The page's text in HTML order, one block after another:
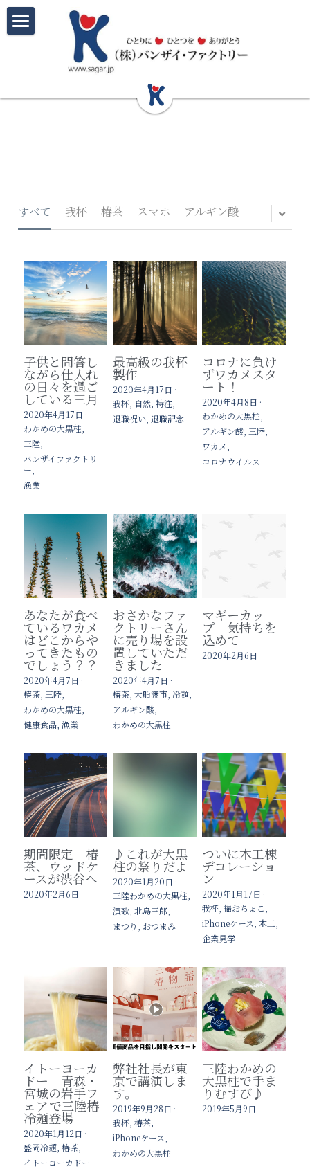
質感精密木工部門
iPhoneウッドケース
三陸わかめの大黒柱
会社概要
三陸椿物語
お問い合わせ
法人のお客様はこちら
ホテル・旅館業様
バンザイ通信
商品の取扱店さん
ずんだもん三陸椿物語
すべて 我杯 椿茶 スマホ アルギン酸
子供と問答し
ながら仕入れ
の日々を過ご
している三月
2020年4月17日 ·
わかめの大黒柱,
三陸,
バンザイファクトリ
ー,
漁業
最高級の我杯
製作
2020年4月17日 ·
我杯, 自然, 特注,
退職祝い, 退職記念
コロナに負け
ずワカメスタ
ート！
2020年4月8日 ·
わかめの大黒柱,
アルギン酸, 三陸,
ワカメ,
コロナウイルス
あなたが食べ
ているワカメ
はどこからや
ってきたもの
でしょう？？
2020年4月7日 ·
椿茶, 三陸,
わかめの大黒柱,
健康食品, 漁業
おさかなファ
クトリーさん
に売り場を設
置していただ
きました
2020年4月7日 ·
椿茶, 大船渡市, 冷麺,
アルギン酸,
わかめの大黒柱
マギーカッ
プ 気持ちを
込めて
2020年2月6日
期間限定 椿
茶、ウッドケ
ースが渋谷へ
2020年2月6日
♪これが大黒
柱の祭りだよ
2020年1月20日 ·
三陸わかめの大黒柱,
演歌, 北島三郎,
まつり,
おつまみ
ついに木工棟
デコレーショ
ン
2020年1月17日 ·
我杯, 福おちょこ,
iPhoneケース, 木工,
企業見学
イトーヨーカ
ドー 青森・
宮城の岩手フ
ェアで三陸椿
冷麺登場
2020年1月12日 ·
盛岡冷麺, 椿茶,
イトーヨーカドー
弊社社長が東
京で講演しま
す。
2019年9月28日 ·
我杯, 椿茶,
iPhoneケース,
わかめの大黒柱
三陸わかめの
大黒柱で手ま
りむすび♪
2019年5月9日